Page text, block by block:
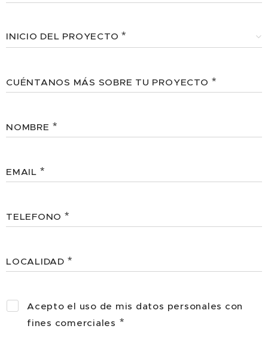
INICIO DEL PROYECTO
CUÉNTANOS MÁS SOBRE TU PROYECTO
NOMBRE
EMAIL
TELEFONO
LOCALIDAD
Acepto el uso de mis datos personales con
fines comerciales